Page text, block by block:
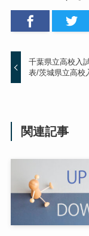
千葉県立高校入
表/茨城県立高校
関連記事